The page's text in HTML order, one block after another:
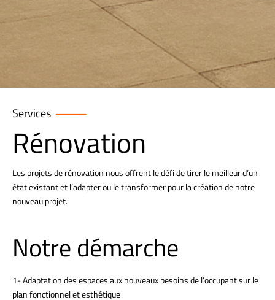
Services
Rénovation
Les projets de rénovation nous offrent le défi de tirer le meilleur d’un
état existant et l’adapter ou le transformer pour la création de notre
nouveau projet.
Notre démarche
1- Adaptation des espaces aux nouveaux besoins de l’occupant sur le
plan fonctionnel et esthétique